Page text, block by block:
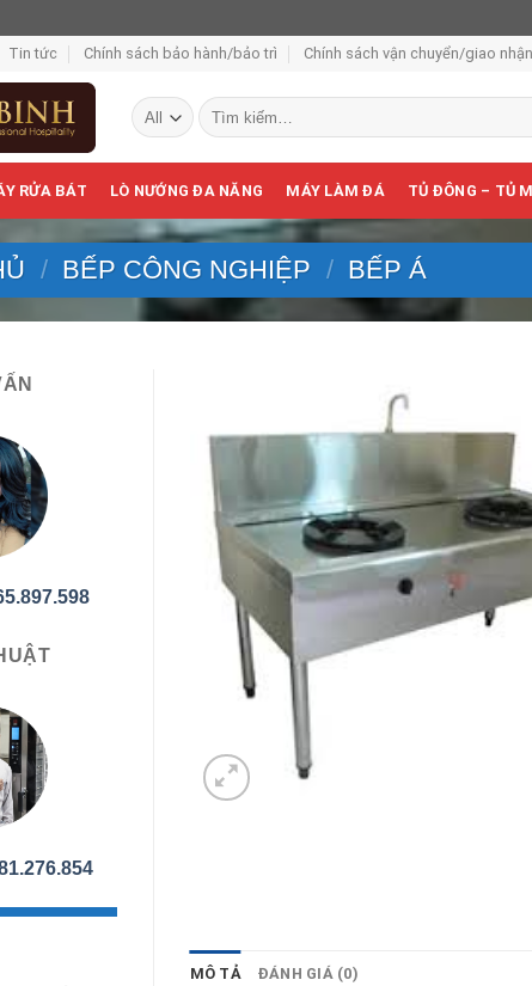
Tin tức Chính sách bảo hành/bảo trì Chính sách vận chuyển/giao
Tìm
kiếm:
RỬA BÁT LÒ NƯỚNG ĐA NĂNG MÁY LÀM ĐÁ TỦ ĐÔNG – TỦ
/ BẾP CÔNG NGHIỆP / BẾP Á
MÔ TẢ ĐÁNH GIÁ (0)